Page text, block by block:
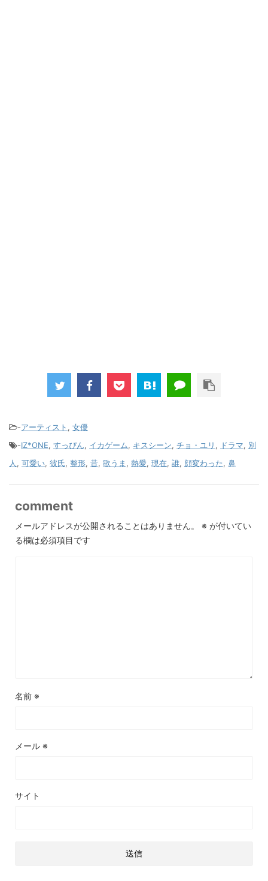
-アーティスト , 女優
-IZ*ONE, すっぴん, イカゲーム, キスシーン, チョ・ユリ , ドラマ, 別
人 , 可愛い, 彼氏, 整形, 昔, 歌うま , 熱愛, 現在, 誰, 顔変わった, 鼻
comment
メールアドレスが公開されることはありません。 ※ が付いてい
る欄は必須項目です
名前 ※
メール ※
サイト